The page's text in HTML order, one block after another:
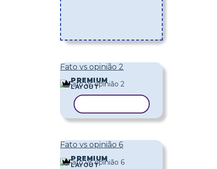
Fato vs opinião 2
PREMIUM
LAYOUT
Fato vs opinião 6
PREMIUM
LAYOUT